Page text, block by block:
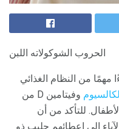
الحروب الشوكولاته اللبن
مهمًا من النظام الغذائي
وفيتامين D من
للتأكد من أن
إلى إعطائهم حليب ذو